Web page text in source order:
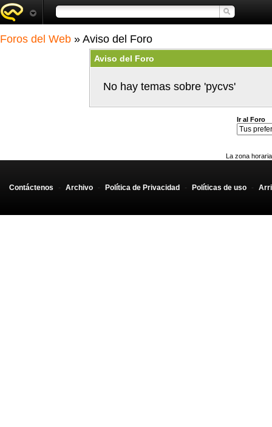
Foros del Web » Aviso del Foro
Aviso del Foro
No hay temas sobre 'pycvs'
Ir al Foro
La zona
Contáctenos - Archivo - Política de Privacidad - Políticas de uso -